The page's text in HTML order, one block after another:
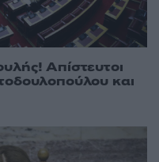
Απίστευτοι
και